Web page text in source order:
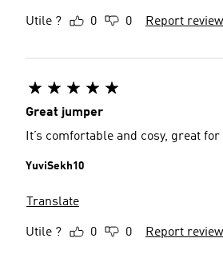
Utile ? 0 0 Report review
Great jumper
It’s comfortable and cosy, great
YuviSekh10
Translate
Utile ? 0 0 Report review